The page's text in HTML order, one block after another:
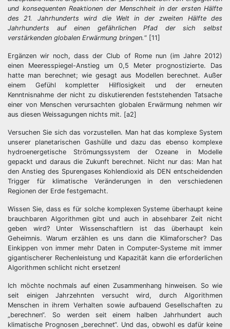
und konsequenten Reaktionen der Menschheit in der ersten Hälfte
des 21. Jahrhunderts wird die Welt in der zweiten Hälfte des
Jahrhunderts auf einen gefährlichen Pfad der sich selbst
verstärkenden globalen Erwärmung bringen.“ [11]
Ergänzen wir noch, dass der Club of Rome nun (im Jahre 2012)
einen Meeresspiegel-Anstieg um 0,5 Meter prognostizierte. Das
hatte man berechnet; wie gesagt aus Modellen berechnet. Außer
einem Gefühl kompletter Hilflosigkeit und der erneuten
Kenntnisnahme der nicht zu diskutierenden feststehenden Tatsache
einer von Menschen verursachten globalen Erwärmung nehmen wir
aus diesen Weissagungen nichts mit. [a2]
Versuchen Sie sich das vorzustellen. Man hat das komplexe System
unserer planetarischen Gashülle und dazu das ebenso komplexe
hydroenergetische Strömungssystem der Ozeane in Modelle
gepackt und daraus die Zukunft berechnet. Nicht nur das: Man hat
den Anstieg des Spurengases Kohlendioxid als DEN entscheidenden
Trigger für klimatische Veränderungen in den verschiedenen
Regionen der Erde festgemacht.
Wissen Sie, dass es für solche komplexen Systeme überhaupt keine
brauchbaren Algorithmen gibt und auch in absehbarer Zeit nicht
geben wird? Unter Wissenschaftlern ist das überhaupt kein
Geheimnis. Warum erzählen es uns dann die Klimaforscher? Das
Einkippen von immer mehr Daten in Computer-Systeme mit immer
gigantischerer Rechenleistung und Kapazität kann die erforderlichen
Algorithmen schlicht nicht ersetzen!
Ich möchte nochmals auf einen Zusammenhang hinweisen. So wie
seit einigen Jahrzehnten versucht wird, durch Algorithmen
Menschen in ihrem Verhalten sowie aufbauend Gesellschaften zu
„berechnen“. So werden seit einem halben Jahrhundert auch
klimatische Prognosen „berechnet“. Und das, obwohl es dafür keine